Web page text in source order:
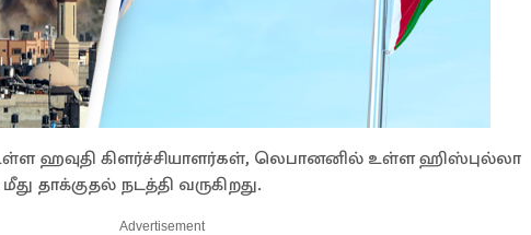
ஹவுதி கிளர்ச்சியாளர்கள், லெபானனில் உள்ள ஹிஸ்புல்லா
தாக்குதல் நடத்தி வருகிறது.
Advertisement